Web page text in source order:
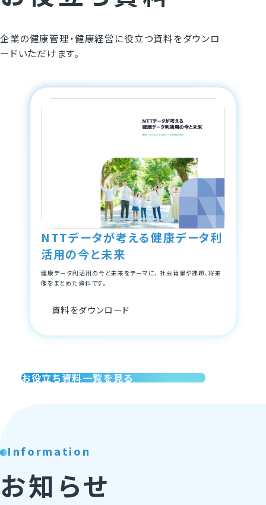
企業の健康管理・健康経営に役立つ資料をダウンロ
ードいただけます。
NTTデータが考える健康データ利
活用の今と未来
健康データ利活用の今と未来をテーマに、 社会背景や課題、将来
像をまとめた資料です。
資料をダウンロード
お役立ち資料一覧を見る
Information
お知らせ